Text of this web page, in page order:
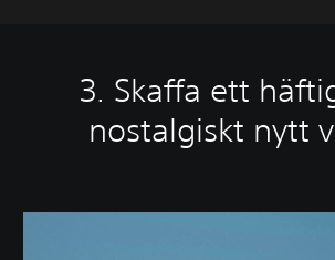
3. Skaffa ett
nostalgiskt nytt